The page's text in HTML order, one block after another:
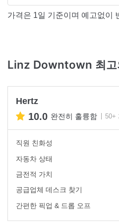
가격은 1일 기준이며 예고없이
Linz Downtown 최고
Hertz
10.0 완전히 훌륭함 50+
직원 친화성
자동차 상태
금전적 가치
공급업체 데스크 찾기
간편한 픽업 & 드롭 오프